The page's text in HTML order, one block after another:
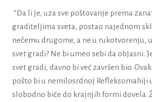
‘’Da li je, uza sve poštovanje prema
graditeljima sveta, postao najednom
nečemu drugome, a ne u
svet gradi? Ne bi umeo sebi da objasni.
svet gradi, davno bi već završen bio.
pošto bi u nemilosrdnoj Refleksomahiji
slobodno biće do krajnjih formi dovela.